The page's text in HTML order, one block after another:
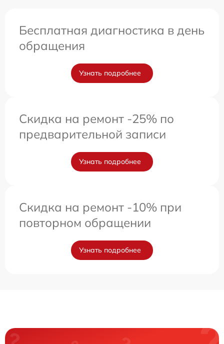
Бесплатная диагностика в день
обращения
Узнать подробнее
Скидка на ремонт -25% по
предварительной записи
Узнать подробнее
Скидка на ремонт -10% при
повторном обращении
Узнать подробнее